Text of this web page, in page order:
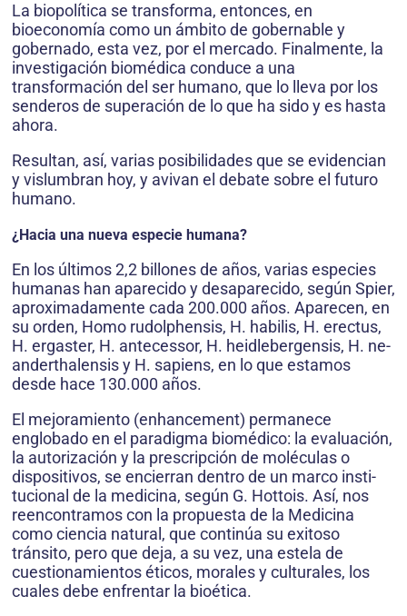
La biopolítica se transforma, entonces, en
bioeconomía como un ámbito de gobernable y
gobernado, esta vez, por el mercado. Finalmente, la
investigación biomédica conduce a una
transformación del ser humano, que lo lleva por los
senderos de superación de lo que ha sido y es hasta
ahora.
Resultan, así, varias posibilidades que se evidencian
y vislumbran hoy, y avivan el debate sobre el futuro
humano.
¿Hacia una nueva especie humana?
En los últimos 2,2 billones de años, varias especies
humanas han aparecido y desaparecido, según Spier,
aproximadamente cada 200.000 años. Aparecen, en
su orden, Homo rudolphensis, H. habilis, H. erectus,
H. ergaster, H. antecessor, H. heidlebergensis, H. ne­
anderthalensis y H. sapiens, en lo que estamos
desde hace 130.000 años.
El mejoramiento (enhancement) permanece
englobado en el paradigma biomédico: la evaluación,
la autorización y la prescripción de moléculas o
dispositivos, se encierran dentro de un marco insti­
tucional de la medicina, según G. Hottois. Así, nos
reencontramos con la propuesta de la Medicina
como ciencia natural, que continúa su exitoso
tránsito, pero que deja, a su vez, una estela de
cuestionamientos éticos, morales y culturales, los
cuales debe enfrentar la bioética.